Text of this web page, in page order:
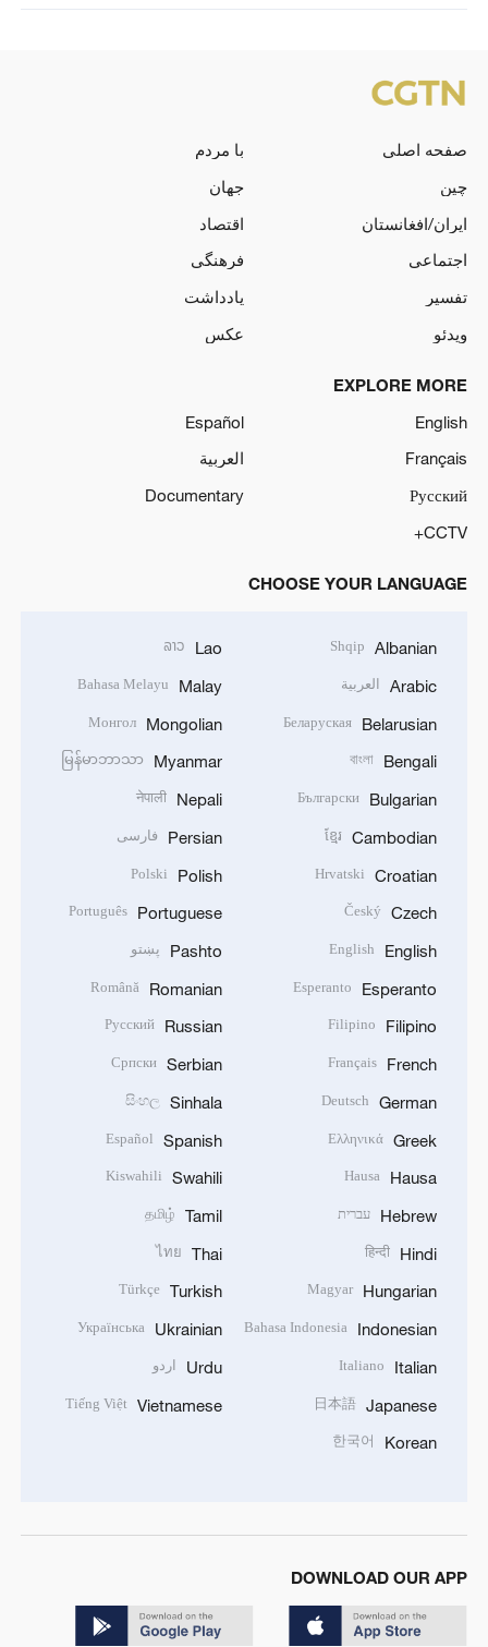
صفحه اصلی
با مردم
چین
جهان
ایران/افغانستان
اقتصاد
اجتماعی
فرهنگی
تفسیر
یادداشت
ویدئو
عکس
EXPLORE MORE
English
Español
Français
العربية
Русский
Documentary
CCTV+
CHOOSE YOUR LANGUAGE
Albanian
Shqip
Arabic العربية
Belarusian
Беларуская
Bengali
বাংলা
Bulgarian
Български
Cambodian
ខ្មែរ
Croatian
Hrvatski
Czech
Český
English
English
Esperanto
Esperanto
Filipino
Filipino
French
Français
German
Deutsch
Greek
Ελληνικά
Hausa
Hausa
Hebrew עברית
Hindi
हिन्दी
Hungarian
Magyar
Indonesian
Bahasa Indonesia
Italian
Italiano
Japanese
日本語
Korean
한국어
Lao
ລາວ
Malay
Bahasa Melayu
Mongolian
Монгол
Myanmar
မြန်မာဘာသာ
Nepali
नेपाली
Persian فارسی
Polish
Polski
Portuguese
Português
Pashto پښتو
Romanian
Română
Russian
Русский
Serbian
Српски
Sinhala
සිංහල
Spanish
Español
Swahili
Kiswahili
Tamil
தமிழ்
Thai
ไทย
Turkish
Türkçe
Ukrainian
Українська
Urdu اردو
Vietnamese
Tiếng Việt
DOWNLOAD OUR APP